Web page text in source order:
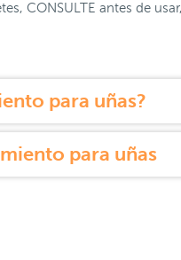
CONSULTE antes de
para uñas?
para uñas